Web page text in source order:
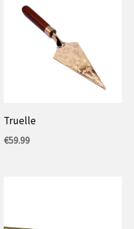
Truelle
€59.99